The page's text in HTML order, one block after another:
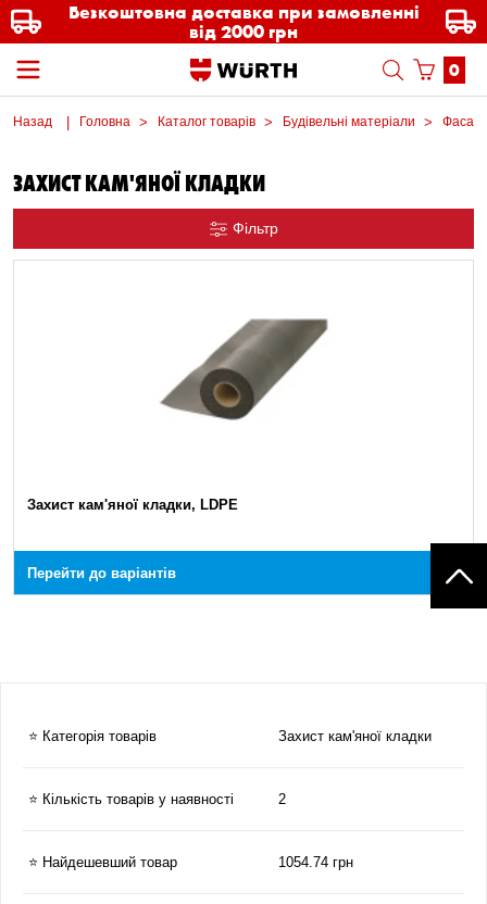
Безкоштовна доставка при замовленні
від 2000 грн
0
Назад Головна Каталог товарів Будівельні матеріали
ЗАХИСТ КАМ'ЯНОЇ КЛАДКИ
Фільтр
Захист кам'яної кладки, LDPE
Перейти до варіантів
⭐ Категорія товарів Захист кам'яної кладки
⭐ Кількість товарів у наявності 2
⭐ Найдешевший товар 1054.74 грн